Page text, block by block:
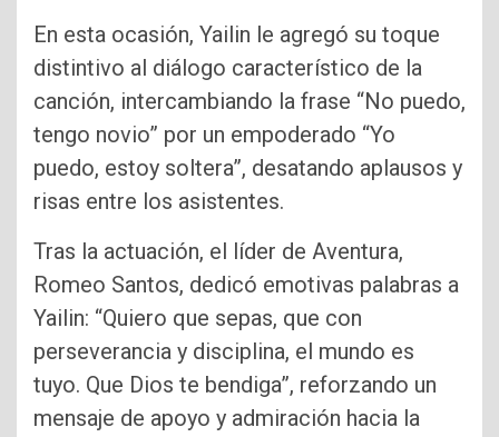
En esta ocasión, Yailin le agregó su toque
distintivo al diálogo característico de la
canción, intercambiando la frase “No puedo,
tengo novio” por un empoderado “Yo
puedo, estoy soltera”, desatando aplausos y
risas entre los asistentes.
Tras la actuación, el líder de Aventura,
Romeo Santos, dedicó emotivas palabras a
Yailin: “Quiero que sepas, que con
perseverancia y disciplina, el mundo es
tuyo. Que Dios te bendiga”, reforzando un
mensaje de apoyo y admiración hacia la